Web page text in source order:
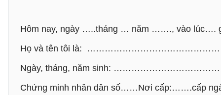
Hôm nay, ngày …..tháng … năm ……., vào
Họ và tên tôi là:
Ngày, tháng, năm sinh:
Chứng minh nhân dân số……Nơi cấp:…….cấp